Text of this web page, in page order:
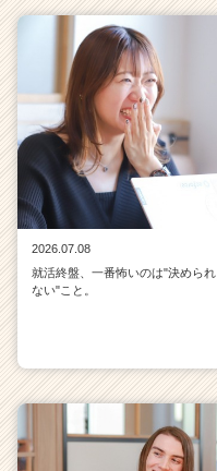
2026.07.08
就活終盤、一番怖いのは"決められ
ない"こと。